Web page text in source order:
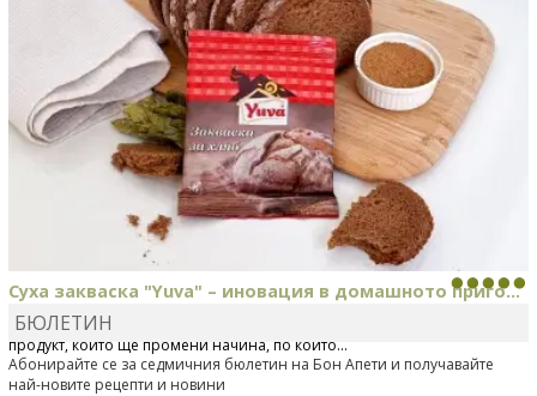
Суха закваска "Yuva" – иновация в домашното приго...
Отскоро Лесафр България стартира предлагането на изцяло нов
продукт, който ще промени начина, по който...
БЮЛЕТИН
Абонирайте се за седмичния бюлетин на Бон Апети и получавайте
най-новите рецепти и новини